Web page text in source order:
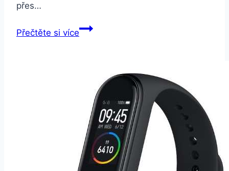
přes…
Přečtěte si víceSmartuj
Plus-
novinka
barevným
displejem
SMW00021